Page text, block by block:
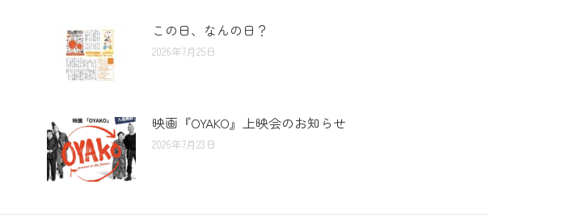
この日、なんの日？
2026年7月25日
映画『OYAKO』上映会のお知らせ
2026年7月23日